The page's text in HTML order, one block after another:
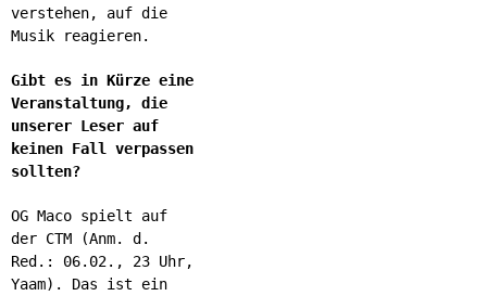
verstehen, auf die
Musik reagieren.
Gibt es in Kürze eine
Veranstaltung, die
unserer Leser auf
keinen Fall verpassen
sollten?
OG Maco spielt auf
der CTM (Anm. d.
Red.: 06.02., 23 Uhr,
Yaam). Das ist ein